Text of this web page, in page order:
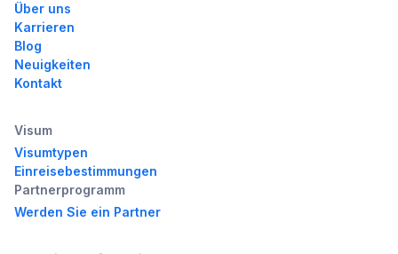
Über uns
Karrieren
Blog
Neuigkeiten
Kontakt
Visum
Visumtypen
Einreisebestimmungen
Partnerprogramm
Werden Sie ein Partner